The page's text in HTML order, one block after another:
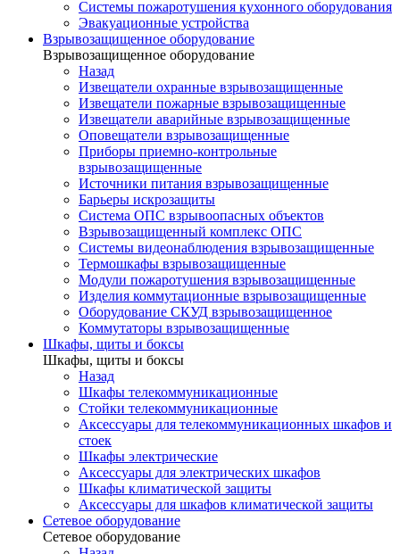
Системы пожаротушения кухонного оборудования
Эвакуационные устройства
Взрывозащищенное оборудование
Взрывозащищенное оборудование
Назад
Извещатели охранные взрывозащищенные
Извещатели пожарные взрывозащищенные
Извещатели аварийные взрывозащищенные
Оповещатели взрывозащищенные
Приборы приемно-контрольные
взрывозащищенные
Источники питания взрывозащищенные
Барьеры искрозащиты
Система ОПС взрывоопасных объектов
Взрывозащищенный комплекс ОПС
Системы видеонаблюдения взрывозащищенные
Термошкафы взрывозащищенные
Модули пожаротушения взрывозащищенные
Изделия коммутационные взрывозащищенные
Оборудование СКУД взрывозащищенное
Коммутаторы взрывозащищенные
Шкафы, щиты и боксы
Шкафы, щиты и боксы
Назад
Шкафы телекоммуникационные
Стойки телекоммуникационные
Аксессуары для телекоммуникационных шкафов и
стоек
Шкафы электрические
Аксессуары для электрических шкафов
Шкафы климатической защиты
Аксессуары для шкафов климатической защиты
Сетевое оборудование
Сетевое оборудование